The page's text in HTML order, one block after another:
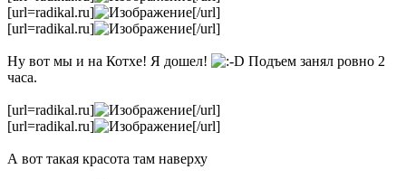
[url=radikal.ru]
[/url]
[url=radikal.ru]
[/url]
Ну вот мы и на Котхе! Я дошел!
Подъем занял ровно 2
часа.
[url=radikal.ru]
[/url]
[url=radikal.ru]
[/url]
А вот такая красота там наверху